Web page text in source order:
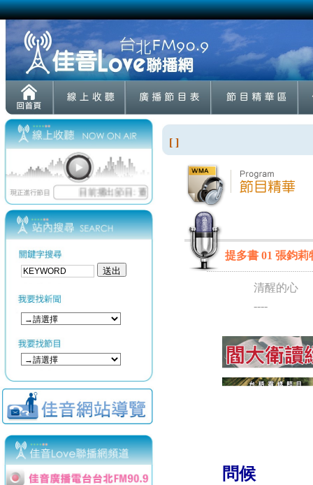
[ ]
提多書 01 張鈞莉
清醒的心
----
問候